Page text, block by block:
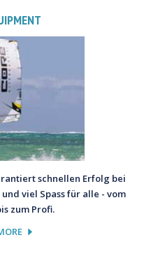
schnellen Erfolg bei
viel Spass für alle - vom
zum Profi.